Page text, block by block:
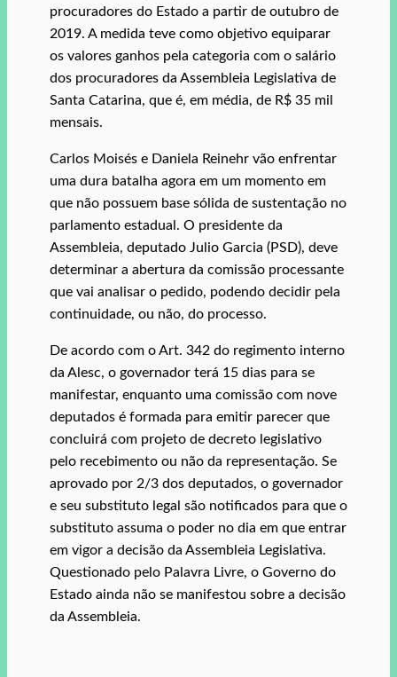
procuradores do Estado a partir de outubro de
2019. A medida teve como objetivo equiparar
os valores ganhos pela categoria com o salário
dos procuradores da Assembleia Legislativa de
Santa Catarina, que é, em média, de R$ 35 mil
mensais.
Carlos Moisés e Daniela Reinehr vão enfrentar
uma dura batalha agora em um momento em
que não possuem base sólida de sustentação no
parlamento estadual. O presidente da
Assembleia, deputado Julio Garcia (PSD), deve
determinar a abertura da comissão processante
que vai analisar o pedido, podendo decidir pela
continuidade, ou não, do processo.
De acordo com o Art. 342 do regimento interno
da Alesc, o governador terá 15 dias para se
manifestar, enquanto uma comissão com nove
deputados é formada para emitir parecer que
concluirá com projeto de decreto legislativo
pelo recebimento ou não da representação. Se
aprovado por 2/3 dos deputados, o governador
e seu substituto legal são notificados para que o
substituto assuma o poder no dia em que entrar
em vigor a decisão da Assembleia Legislativa.
Questionado pelo Palavra Livre, o Governo do
Estado ainda não se manifestou sobre a decisão
da Assembleia.